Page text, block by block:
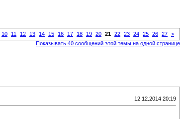
10 11 12 13 14 15 16 17 18 19 20 21 22 23 24 25 26 27 >
Показывать 40 сообщений этой темы на одной странице
12.12.2014 20:19